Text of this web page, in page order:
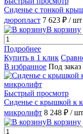
Сиденье с тонкой
дюропласт 7 623 ₽ / шт
В корзину
Подробнее
Купить в 1 клик
В избранное Под заказ
Быстрый просмотр
Сиденье с крышкой к
микролифт 8 248 ₽ / шт
В корзину